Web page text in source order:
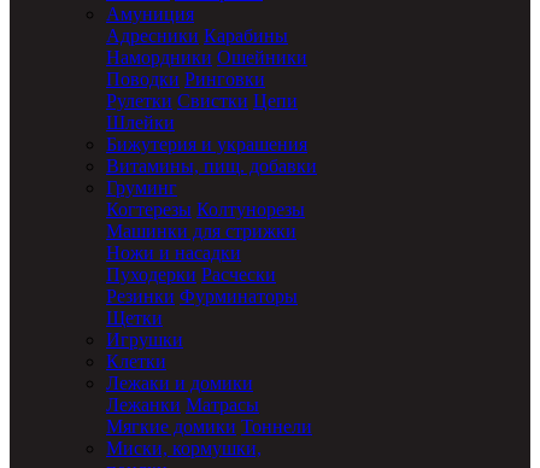
Амуниция
Адресники Карабины
Намордники Ошейники
Поводки Ринговки
Рулетки Свистки Цепи
Шлейки
Бижутерия и украшения
Витамины, пищ. добавки
Груминг
Когтерезы Колтунорезы
Машинки для стрижки
Ножи и насадки
Пуходерки Расчески
Резинки Фурминаторы
Щетки
Игрушки
Клетки
Лежаки и домики
Лежанки Матрасы
Мягкие домики Тоннели
Миски, кормушки,